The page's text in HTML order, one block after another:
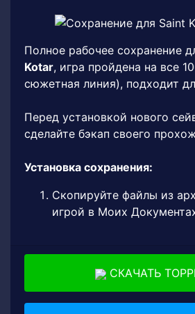
Полное рабочее сохранение
Kotar, игра пройдена на все
сюжетная линия), подходит
Перед установкой нового
сделайте бэкап своего
Установка сохранения:
Скопируйте файлы из
игрой в Моих
СКАЧАТЬ